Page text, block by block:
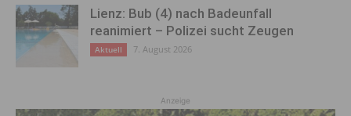
Lienz: Bub (4) nach Badeunfall
reanimiert – Polizei sucht Zeugen
Aktuell 7. August 2026
Anzeige